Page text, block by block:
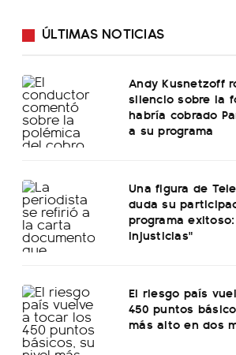
ÚLTIMAS NOTICIAS
Andy Kusnetzoff
silencio sobre la
habría cobrado
a su programa
Una figura de
duda su
programa
injusticias"
El riesgo país
450 puntos
más alto en dos